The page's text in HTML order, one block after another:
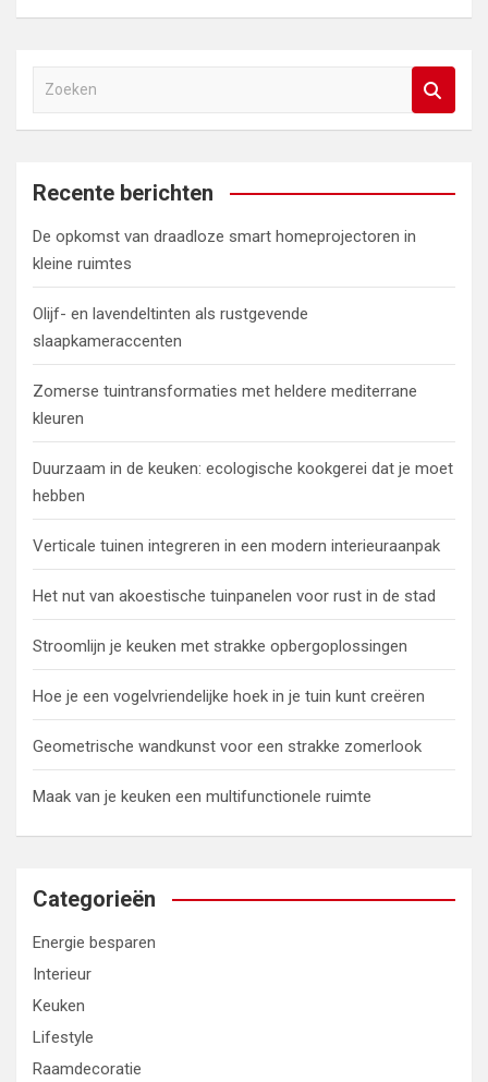
e
e
Recente berichten
De opkomst van draadloze smart homeprojectoren in
kleine ruimtes
Olijf- en lavendeltinten als rustgevende
slaapkameraccenten
Zomerse tuintransformaties met heldere mediterrane
kleuren
Duurzaam in de keuken: ecologische kookgerei dat je moet
hebben
Verticale tuinen integreren in een modern interieuraanpak
Het nut van akoestische tuinpanelen voor rust in de stad
Stroomlijn je keuken met strakke opbergoplossingen
Hoe je een vogelvriendelijke hoek in je tuin kunt creëren
Geometrische wandkunst voor een strakke zomerlook
Maak van je keuken een multifunctionele ruimte
Categorieën
Energie besparen
Interieur
Keuken
Lifestyle
Raamdecoratie